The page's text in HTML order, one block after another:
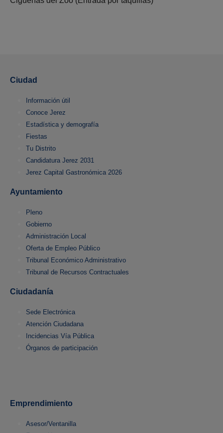
Ciudad
Información útil
Conoce Jerez
Estadística y demografía
Fiestas
Tu Distrito
Candidatura Jerez 2031
Jerez Capital Gastronómica 2026
Ayuntamiento
Pleno
Gobierno
Administración Local
Oferta de Empleo Público
Tribunal Económico Administrativo
Tribunal de Recursos Contractuales
Ciudadanía
Sede Electrónica
Atención Ciudadana
Incidencias Vía Pública
Órganos de participación
Emprendimiento
Asesor/Ventanilla